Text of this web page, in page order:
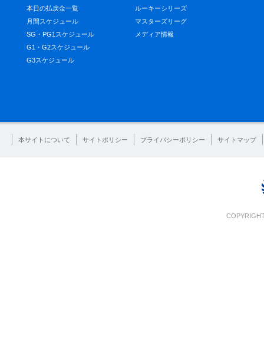
本日の払戻金一覧
月間スケジュール
SG・PG1スケジュール
G1・G2スケジュール
G3スケジュール
ルーキーシリーズ
マスターズリーグ
メディア情報
本サイトについて サイトポリシー プライバシーポリシー サイトマップ